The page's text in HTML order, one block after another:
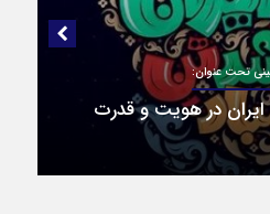
تغییری در قیمت بنزین سهمیه‌ای
هوا امشب در استانداری تهران
ملی‌پوش «موی‌تای»